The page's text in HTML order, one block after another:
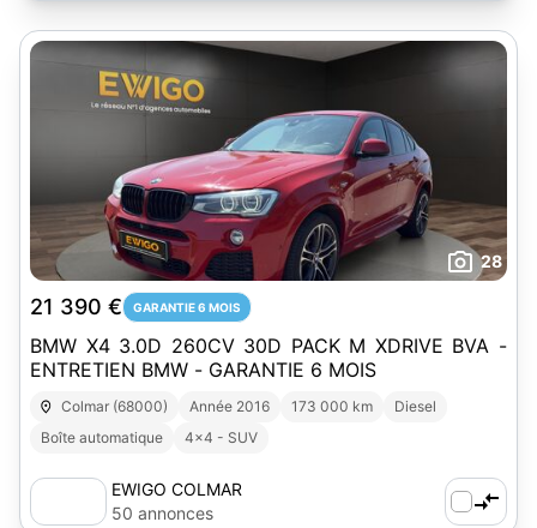
28
21 390 € GARANTIE 6 MOIS
BMW X4 3.0D 260CV 30D PACK M XDRIVE BVA -
ENTRETIEN BMW - GARANTIE 6 MOIS
Colmar (68000) Année 2016 173 000 km
Diesel
Boîte automatique
4x4 - SUV
EWIGO COLMAR
50 annonces